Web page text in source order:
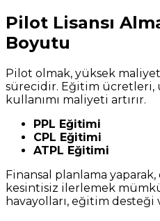
Pilot Lisansı
Boyutu
Pilot olmak, yüksek
sürecidir. Eğitim ücretleri,
kullanımı maliyeti artırır.
PPL Eğitimi
CPL Eğitimi
ATPL Eğitimi
Finansal planlama
kesintisiz ilerlemek
havayolları, eğitim desteği